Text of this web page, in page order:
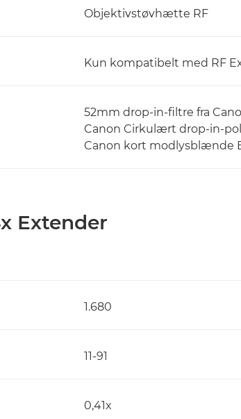
Objektivstøvhætte RF
Kun kompatibelt med RF
52mm drop-in-filtre fra
Canon Cirkulært drop-in-
Canon kort modlysblænde
Extender
1.680
11-91
0,41x